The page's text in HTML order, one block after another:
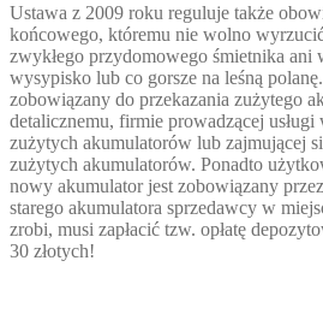
Ustawa z 2009 roku reguluje także
końcowego, któremu nie wolno
zwykłego przydomowego śmietnika ani
wysypisko lub co gorsze na leśną
zobowiązany do przekazania zużytego
detalicznemu, firmie prowadzącej
zużytych akumulatorów lub zajmującej
zużytych akumulatorów. Ponadto
nowy akumulator jest zobowiązany
starego akumulatora sprzedawcy w
zrobi, musi zapłacić tzw. opłatę
30 złotych!